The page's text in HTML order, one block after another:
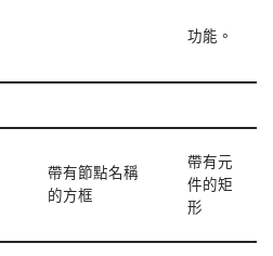
功能。
帶有節點名稱
的方框
帶有元
件的矩
形